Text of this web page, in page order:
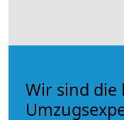
Wir sind die